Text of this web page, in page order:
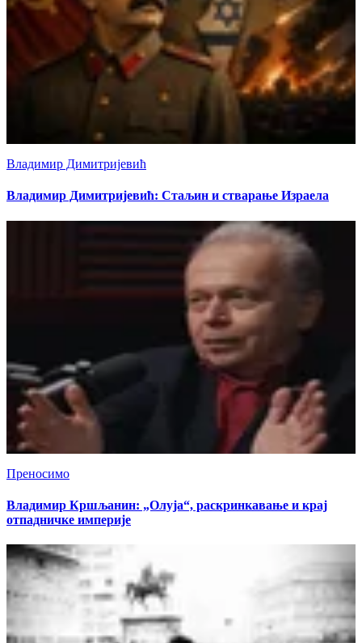
Владимир Димитријевић
Владимир Димитријевић: Стаљин и стварање Израела
Преносимо
Владимир Кршљанин: „Олуја“, раскринкавање и крај
отпадничке империје